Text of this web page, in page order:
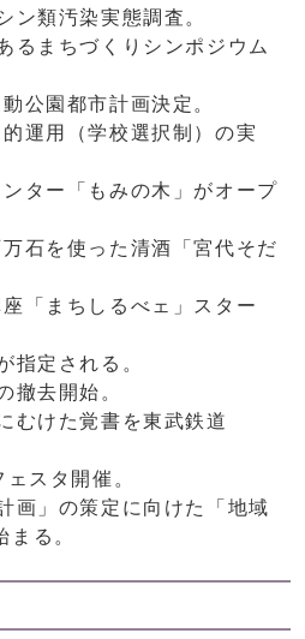
類汚染実態調査。
まちづくりシンポジウム
公園都市計画決定。
運用（学校選択制）の実
ター「もみの木」がオープ
石を使った清酒「宮代そだ
「まちしるべェ」スター
定される。
去開始。
けた覚書を東武鉄道
スタ開催。
」の策定に向けた「地域
まる。